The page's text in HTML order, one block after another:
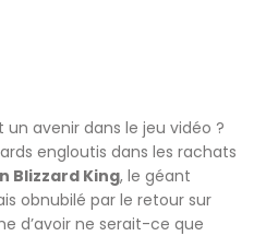
avenir dans le jeu vidéo ?
engloutis dans les rachats
Blizzard King, le géant
obnubilé par le retour sur
d’avoir ne serait-ce que